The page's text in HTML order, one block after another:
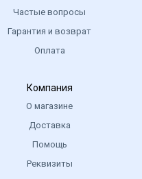
Частые вопросы
Гарантия и возврат
Оплата
Компания
О магазине
Доставка
Помощь
Реквизиты